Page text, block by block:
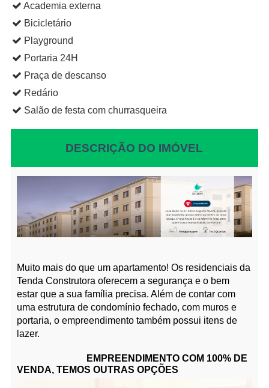
Academia externa
Bicicletário
Playground
Portaria 24H
Praça de descanso
Redário
Salão de festa com churrasqueira
DESCRIÇÃO DO IMÓVEL
Muito mais do que um apartamento! Os residenciais da
Tenda Construtora oferecem a segurança e o bem
estar que a sua família precisa. Além de contar com
uma estrutura de condomínio fechado, com muros e
portaria, o empreendimento também possui itens de
lazer.
EMPREENDIMENTO COM 100% DE
VENDA, TEMOS OUTRAS OPÇÕES